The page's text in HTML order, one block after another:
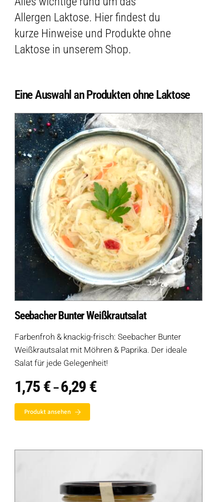
Allergen Laktose. Hier findest du
kurze Hinweise und Produkte ohne
Laktose in unserem Shop.
Eine Auswahl an Produkten ohne Laktose
Seebacher Bunter Weißkrautsalat
Farbenfroh & knackig-frisch: Seebacher Bunter
Weißkrautsalat mit Möhren & Paprika. Der ideale
Salat für jede Gelegenheit!
1,75€ –6,29 €Preisspanne:
1,75 €
Produkt ansehen